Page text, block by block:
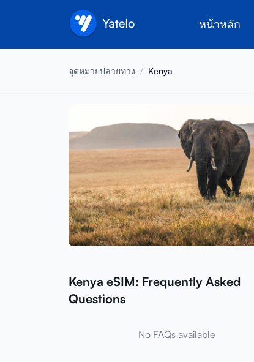
หน้าหลัก
จุดหมายปลายทาง / Kenya
Kenya eSIM: Frequently Asked
Questions
No FAQs available